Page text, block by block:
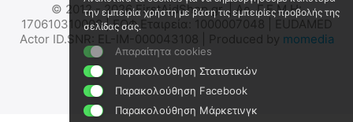
Βραχίονας Εκπαίδευσης
Ενδοφλέβιας Θεραπείας
Άμεσα διαθέσιμο
Αποστολή εντός 24 ωρών
(χωρίς ΦΠΑ)
Εκπαιδευτικό Ομοίωμα
Ενδομυϊκής Ένεσης
EZ-R10076
Άμεσα διαθέσιμο
Αποστολή εντός 24 ωρών
174.00
€ 140.32 (χωρίς ΦΠΑ)
© 2012 - 2026 FirstAidShop.gr. | Αρ. Γ.Ε.Μ.Η:
170610310000 | ΕΟΦ Εταιρεία: 1000007048 | EUDAMED
Actor ID.SNR: EL-IM-000043108 | Produced by momedia
την εμπειρία χρήστη με βάση τις εμπειρίες προβολής της
σελίδας σας.
Απαραίτητα cookies
Παρακολούθηση Στατιστικών
Παρακολούθηση Facebook
Παρακολούθηση Μάρκετινγκ